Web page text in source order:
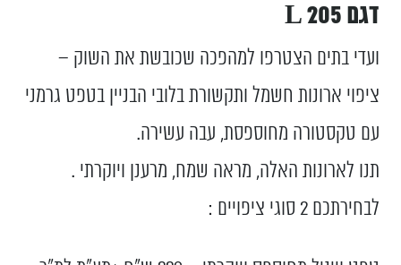
דגם L 205
ועדי בתים הצטרפו למהפכה שכובשת את השוק –
ציפוי ארונות חשמל ותקשורת בלובי הבניין בטפט גרמני
עם טקסטורה מחוספסת, עבה עשירה.
תנו לארונות האלה, מראה שמח, מרענן ויוקרתי .
לבחירתכם 2 סוגי ציפויים :